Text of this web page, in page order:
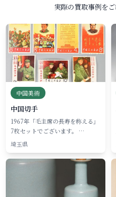
実際の買取事例を
中国美術
中国切手
1967年「毛主席の長寿を称える」
7枚セットでございます。 …
埼玉県